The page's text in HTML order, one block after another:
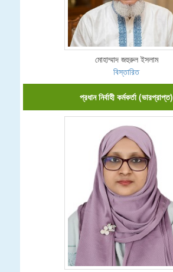
মোহাম্মাদ জহুরুল ইসলাম
বিস্তারিত
প্রধান নির্বাহী কর্মকর্তা (ভারপ্রাপ্ত)